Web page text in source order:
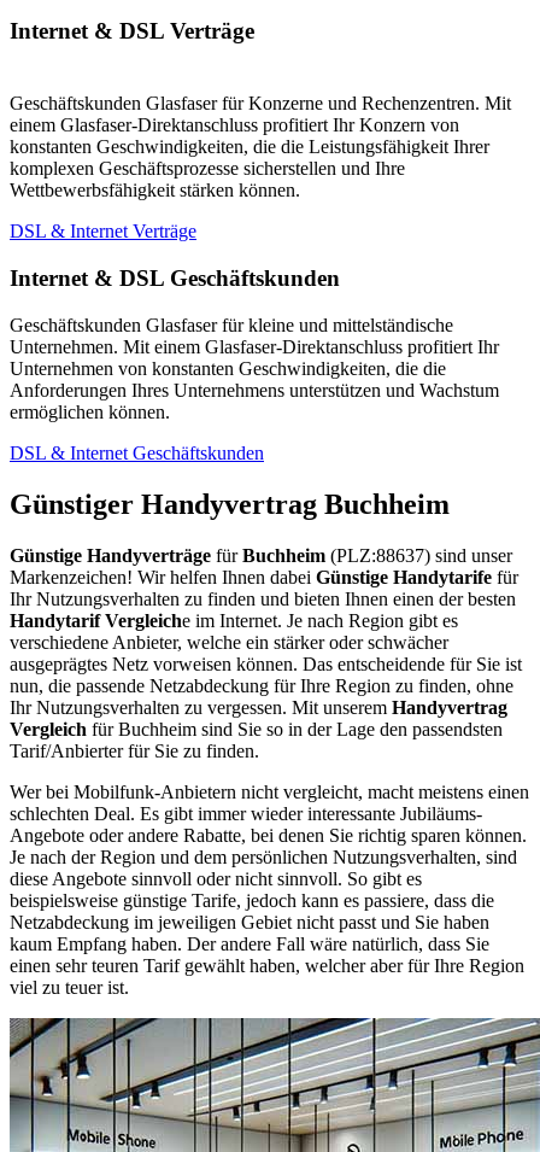
Internet & DSL Verträge
Geschäftskunden Glasfaser für Konzerne und Rechenzentren. Mit
einem Glasfaser-Direktanschluss profitiert Ihr Konzern von
konstanten Geschwindigkeiten, die die Leistungsfähigkeit Ihrer
komplexen Geschäftsprozesse sicherstellen und Ihre
Wettbewerbsfähigkeit stärken können.
DSL & Internet Verträge
Internet & DSL Geschäftskunden
Geschäftskunden Glasfaser für kleine und mittelständische
Unternehmen. Mit einem Glasfaser-Direktanschluss profitiert Ihr
Unternehmen von konstanten Geschwindigkeiten, die die
Anforderungen Ihres Unternehmens unterstützen und Wachstum
ermöglichen können.
DSL & Internet Geschäftskunden
Günstiger Handyvertrag Buchheim
Günstige Handyverträge fürBuchheim (PLZ:88637) sind unser
Markenzeichen! Wir helfen Ihnen dabei Günstige Handytarife für
Ihr Nutzungsverhalten zu finden und bieten Ihnen einen der besten
Handytarif Vergleiche im Internet. Je nach Region gibt es
verschiedene Anbieter, welche ein stärker oder schwächer
ausgeprägtes Netz vorweisen können. Das entscheidende für Sie ist
nun, die passende Netzabdeckung für Ihre Region zu finden, ohne
Ihr Nutzungsverhalten zu vergessen. Mit unserem Handyvertrag
Vergleich für Buchheim sind Sie so in der Lage den passendsten
Tarif/Anbierter für Sie zu finden.
Wer bei Mobilfunk-Anbietern nicht vergleicht, macht meistens einen
schlechten Deal. Es gibt immer wieder interessante Jubiläums-
Angebote oder andere Rabatte, bei denen Sie richtig sparen können.
Je nach der Region und dem persönlichen Nutzungsverhalten, sind
diese Angebote sinnvoll oder nicht sinnvoll. So gibt es
beispielsweise günstige Tarife, jedoch kann es passiere, dass die
Netzabdeckung im jeweiligen Gebiet nicht passt und Sie haben
kaum Empfang haben. Der andere Fall wäre natürlich, dass Sie
einen sehr teuren Tarif gewählt haben, welcher aber für Ihre Region
viel zu teuer ist.